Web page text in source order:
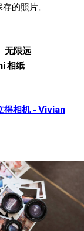
的照片。
无限远
相纸
相机 - Vivian